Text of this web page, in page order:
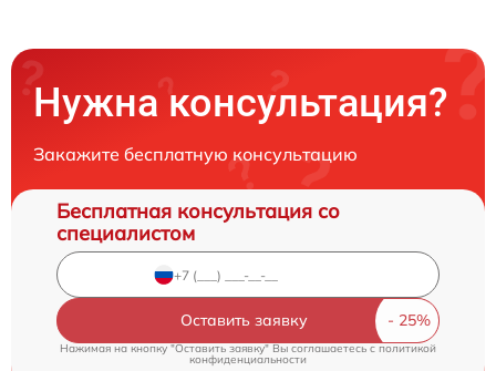
Нужна консультация?
Закажите бесплатную консультацию
Бесплатная консультация со
специалистом
Оставить заявку
Нажимая на кнопку "Оставить заявку" Вы соглашаетесь c политикой
конфиденциальности